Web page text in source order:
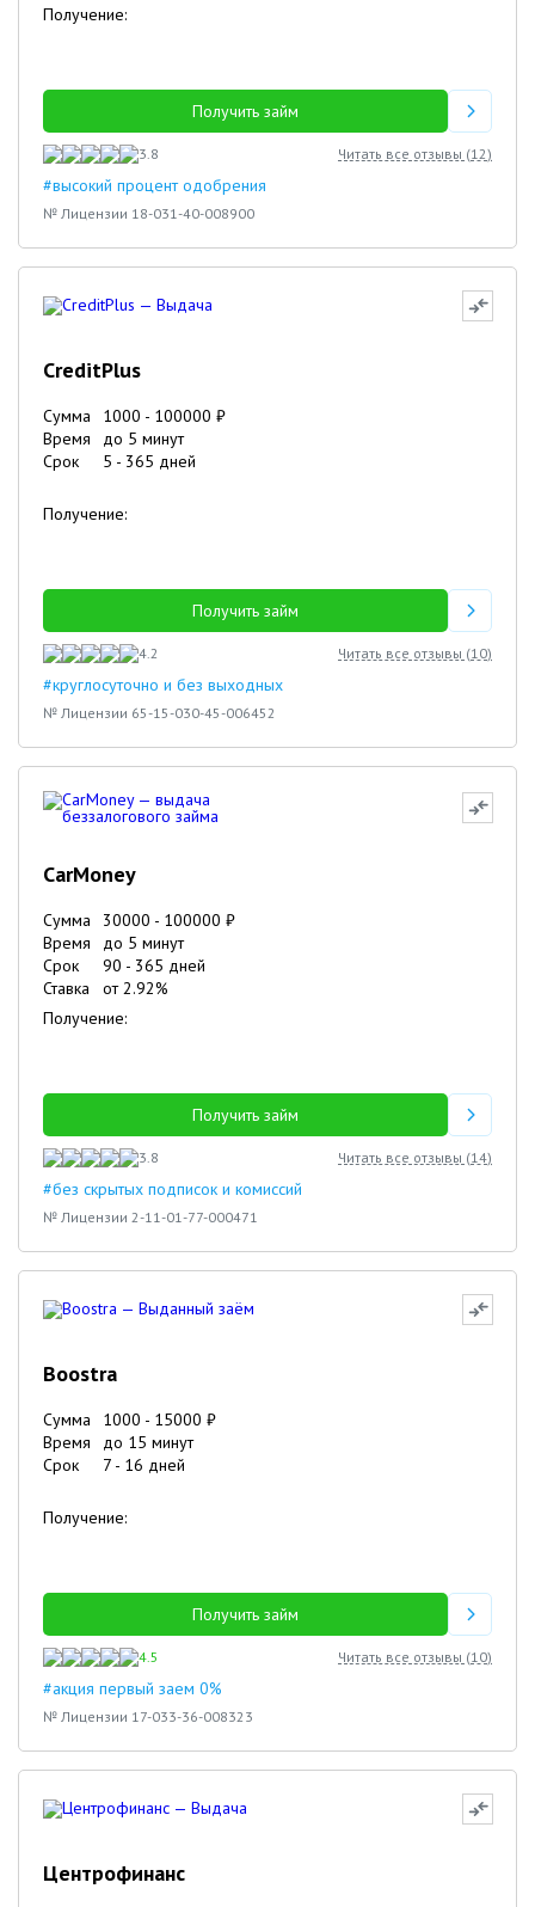
Получение:
Получить займ
3.8 Читать все отзывы (12)
#высокий процент одобрения
№ Лицензии 18-031-40-008900
CreditPlus
Сумма 1000 - 100000 ₽
Время
до 5 минут
Срок
5 - 365 дней
Получение:
Получить займ
4.2 Читать все отзывы (10)
#круглосуточно и без выходных
№ Лицензии 65-15-030-45-006452
CarMoney
Сумма 30000 - 100000 ₽
Время
до 5 минут
Срок
90 - 365 дней
Ставка
от2.92%
Получение:
Получить займ
3.8 Читать все отзывы (14)
#без скрытых подписок и комиссий
№ Лицензии 2-11-01-77-000471
Boostra
Сумма 1000 - 15000 ₽
Время
до 15 минут
Срок
7 - 16 дней
Получение:
Получить займ
4.5 Читать все отзывы (10)
#акция первый заем 0%
№ Лицензии 17-033-36-008323
Центрофинанс